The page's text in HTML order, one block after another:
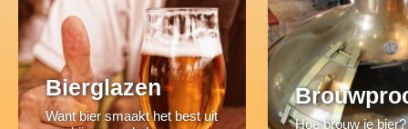
Bierglazen
Want bier smaakt het best uit
Hoe brouw je bier?